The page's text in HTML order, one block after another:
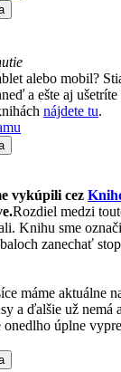
alebo mobil?
a ešte aj
nájdete tu.
vykúpili cez
Rozdiel medzi
Knihu sme
zanechať
máme aktuálne
a ďalšie už nemá
onedlho úplne